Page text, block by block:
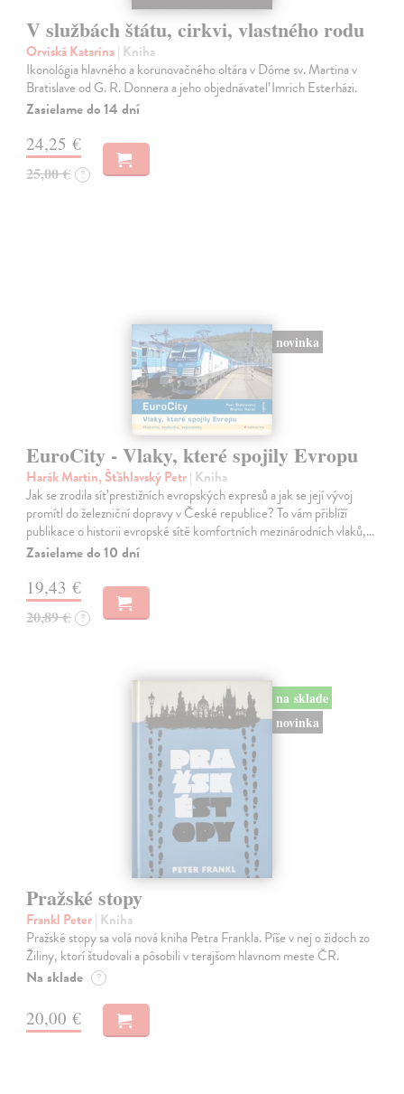
V službách štátu, cirkvi, vlastného rodu
Orviská Katarína| Kniha
Ikonológia hlavného a korunovačného oltára v Dóme sv. Martina v
Bratislave od G. R. Donnera a jeho objednávateľ Imrich Esterházi.
Zasielame do 14 dní
24,25 €
25,00 € ?
novinka
EuroCity - Vlaky, které spojily Evropu
Harák Martin, Šťáhlavský Petr| Kniha
Jak se zrodila síť prestižních evropských expresů a jak se její vývoj
promítl do železniční dopravy v České republice? To vám přiblíží
publikace o historii evropské sítě komfortních mezinárodních vlaků,…
Zasielame do 10 dní
19,43 €
20,89 € ?
na sklade
novinka
Pražské stopy
Frankl Peter| Kniha
Pražské stopy sa volá nová kniha Petra Frankla. Píše v nej o židoch zo
Žiliny, ktorí študovali a pôsobili v terajšom hlavnom meste ČR.
Na sklade ?
20,00 €